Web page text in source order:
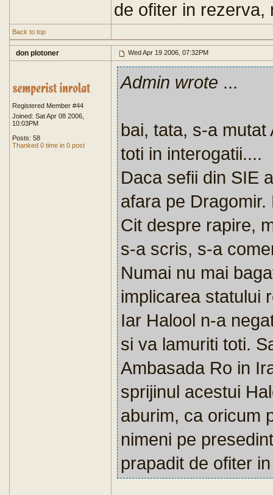
de ofiter in rezerva,
Back to top
don plotoner Wed Apr 19 2006, 07:32PM
Registered Member #44
Joined: Sat Apr 08 2006,
10:03PM
Posts: 58
Thanked 0 time in 0 post
Admin wrote ...
bai, tata, s-a
toti in interogatii....
Daca sefii din SIE
afara pe
Cit despre rapire,
s-a scris, s-a
Numai nu mai
implicarea statului
Iar Halool n-a
si va lamuriti toti.
Ambasada Ro in
sprijinul acestui
aburim, ca oricum
nimeni pe
prapadit de ofiter